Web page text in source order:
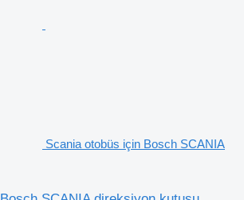
Scania otobüs için Bosch SCANIA